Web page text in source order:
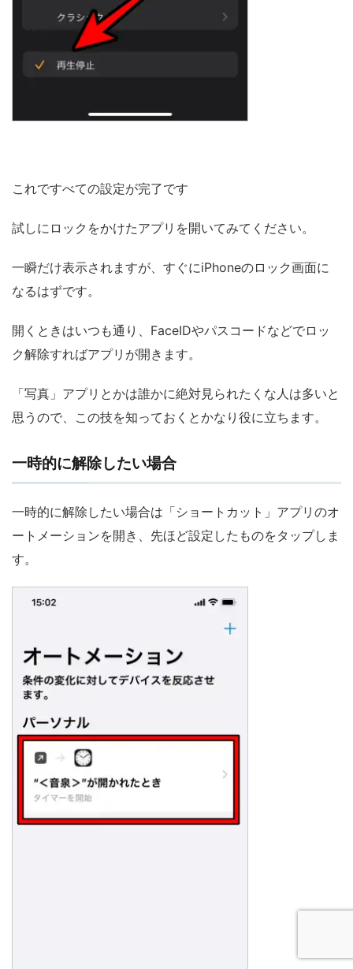
これですべての設定が完了です
試しにロックをかけたアプリを開いてみてください。
一瞬だけ表示されますが、すぐにiPhoneのロック画面に
なるはずです。
開くときはいつも通り、FaceIDやパスコードなどでロッ
ク解除すればアプリが開きます。
「写真」アプリとかは誰かに絶対見られたくな人は多いと
思うので、この技を知っておくとかなり役に立ちます。
一時的に解除したい場合
一時的に解除したい場合は「ショートカット」アプリのオ
ートメーションを開き、先ほど設定したものをタップしま
す。